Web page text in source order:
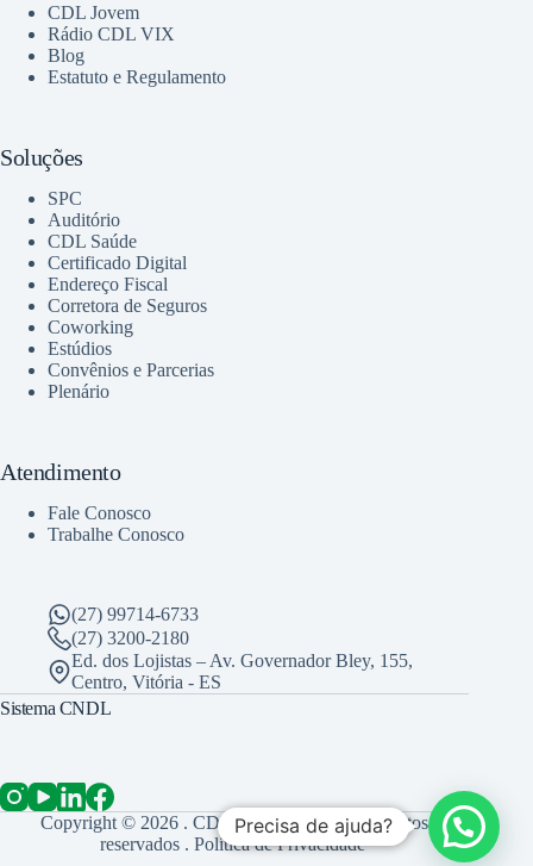
CDL Jovem
Rádio CDL VIX
Blog
Estatuto e Regulamento
Soluções
SPC
Auditório
CDL Saúde
Certificado Digital
Endereço Fiscal
Corretora de Seguros
Coworking
Estúdios
Convênios e Parcerias
Plenário
Atendimento
Fale Conosco
Trabalhe Conosco
(27) 99714-6733
(27) 3200-2180
Ed. dos Lojistas – Av. Governador Bley, 155,
Centro, Vitória - ES
Sistema CNDL
Copyright © 2026 . CDL Vitória . Todos os direitos
reservados . Política de Privacidade
Precisa de ajuda?